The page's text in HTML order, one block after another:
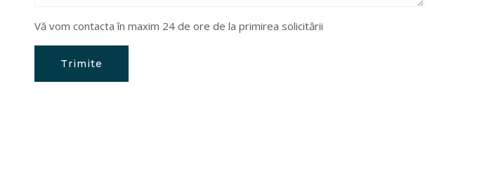
Vă vom contacta în maxim 24 de ore de la primirea solicitării